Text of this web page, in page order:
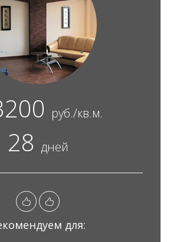
руб./кв.м.
28 дней
для: